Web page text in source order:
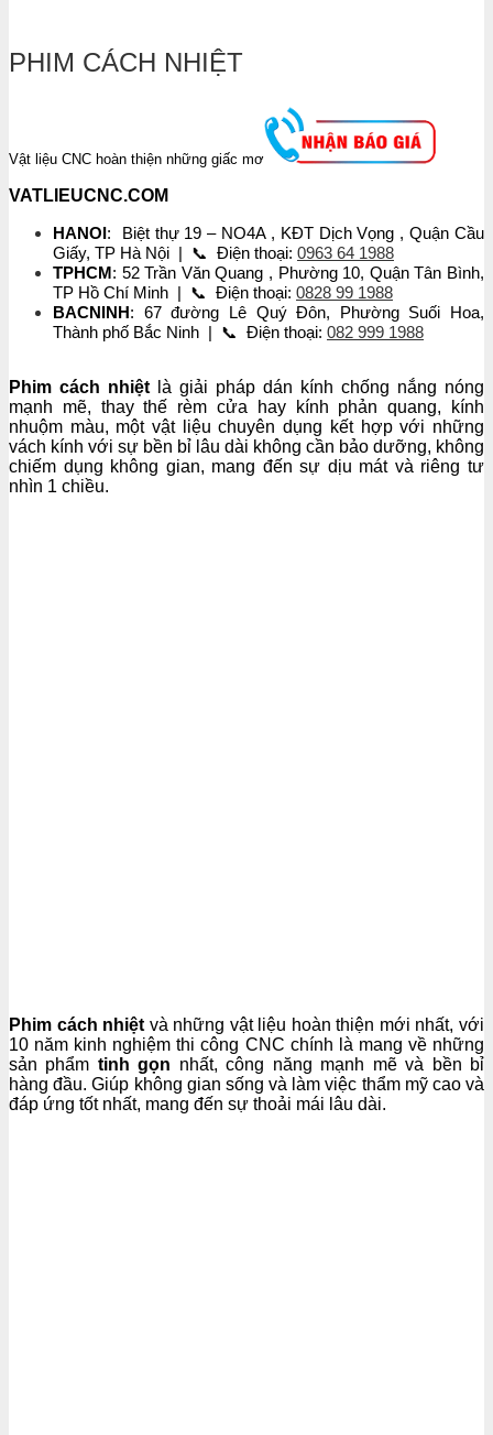
PHIM CÁCH NHIỆT
Vật liệu CNC hoàn thiện những giấc mơ
VATLIEUCNC.COM
HANOI : Biệt thự 19 – NO4A , KĐT Dịch Vọng , Quận Cầu
Giấy, TP Hà Nội | 📞 Điện thoại: 0963 64 1988
TPHCM : 52 Trần Văn Quang , Phường 10, Quận Tân Bình,
TP Hồ Chí Minh | 📞 Điện thoại: 0828 99 1988
BACNINH : 67 đường Lê Quý Đôn, Phường Suối Hoa,
Thành phố Bắc Ninh | 📞 Điện thoại: 082 999 1988
Phim cách nhiệt là giải pháp dán kính chống nắng nóng
mạnh mẽ, thay thế rèm cửa hay kính phản quang, kính
nhuộm màu, một vật liệu chuyên dụng kết hợp với những
vách kính với sự bền bỉ lâu dài không cần bảo dưỡng, không
chiếm dụng không gian, mang đến sự dịu mát và riêng tư
nhìn 1 chiều.
Phim cách nhiệt và những vật liệu hoàn thiện mới nhất, với
10 năm kinh nghiệm thi công CNC chính là mang về những
sản phẩm tinh gọn nhất, công năng mạnh mẽ và bền bỉ
hàng đầu. Giúp không gian sống và làm việc thẩm mỹ cao và
đáp ứng tốt nhất, mang đến sự thoải mái lâu dài.